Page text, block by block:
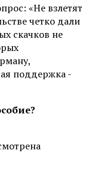
«Не взлетят
четко дали
скачков не
поддержка -